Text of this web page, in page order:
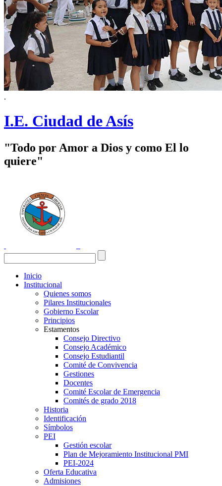
.
I.E. Ciudad de Asís
"Todo por Amor a Dios y como El lo
quiere"
Inicio
Institucional
Quienes somos
Pilares Institucionales
Gobierno Escolar
Principios
Estamentos
Consejo Directivo
Consejo Académico
Consejo Estudiantil
Comité de Convivencia
Gestiones
Docentes
Comité Escolar de Emergencia
Comités de grado 2018
Historia
Identificación
Símbolos
PEI
Gestión escolar
Plan de Mejoramiento Institucional PMI
PEI-2024
Oferta Educativa
Admisiones